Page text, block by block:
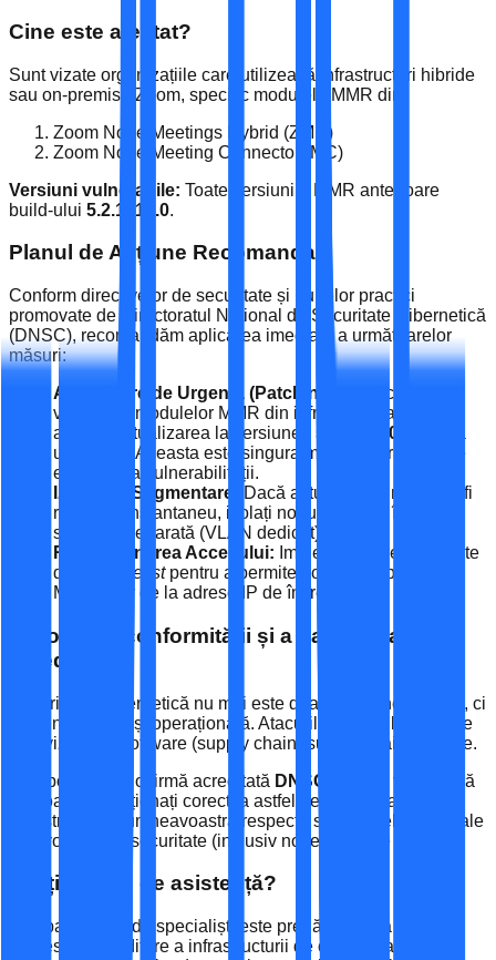
Cine este afectat?
Sunt vizate organizațiile care utilizează infrastructuri hibride
sau on-premise Zoom, specific modulele MMR din:
Zoom Node Meetings Hybrid (ZMH)
Zoom Node Meeting Connector (MC)
Versiuni vulnerabile: Toate versiunile MMR anterioare
build-ului 5.2.1716.0.
Planul de Acțiune Recomandat
Conform directivelor de securitate și bunelor practici
promovate de Directoratul Național de Securitate Cibernetică
(DNSC), recomandăm aplicarea imediată a următoarelor
măsuri:
Actualizare de Urgență (Patching):
Verificați
versiunea modulelor MMR din infrastructura dvs. și
aplicați actualizarea la versiunea 5.2.1716.0
ulterioară. Aceasta este singura metodă garantată de
eliminare a vulnerabilității.
Izolare și Segmentare:
Dacă actualizarea nu poate fi
realizată instantaneu, izolați nodurile MMR într-o
subrețea separată (VLAN dedicat).
Restricționarea Accesului: Implementați reguli stricte
de tip
whitelistpentru a permite accesul la porturile
MMR doar de la adrese IP de încredere.
Importanța conformității și a parteneriatelor
acreditate
Securitatea cibernetică nu mai este doar o opțiune tehnică, ci
o cerință legală și operațională. Atacurile asupra lanțului de
aprovizionare software (supply chain) sunt tot mai frecvente.
Colaborarea cu o firmă acreditată DNSC
vă asigură
nu doar că reacționați corect la astfel de alerte, dar și că
infrastructura dumneavoastră respectă standardele naționale
și europene de securitate (inclusiv noile directive NIS2).
Aveți nevoie de asistență?
Echipa noastră de specialiști este pregătită să vă asiste în
procesul de auditare a infrastructurii de comunicații și în